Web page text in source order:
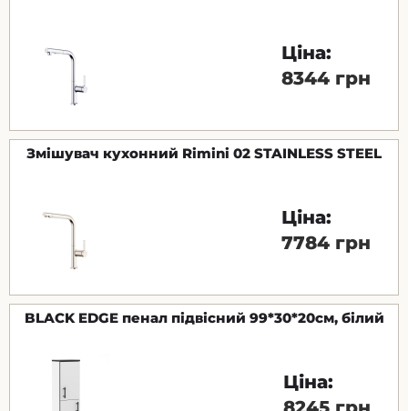
Ціна:
8344 грн
Змішувач кухонний Rimini 02 STAINLESS STEEL
Ціна:
7784 грн
BLACK EDGE пенал підвісний 99*30*20см, білий
Ціна: